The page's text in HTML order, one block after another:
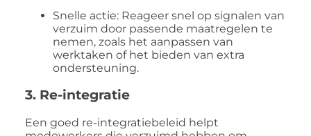
Snelle actie: Reageer snel op signalen van
verzuim door passende maatregelen te
nemen, zoals het aanpassen van
werktaken of het bieden van extra
ondersteuning.
3. Re-integratie
Een goed re-integratiebeleid helpt